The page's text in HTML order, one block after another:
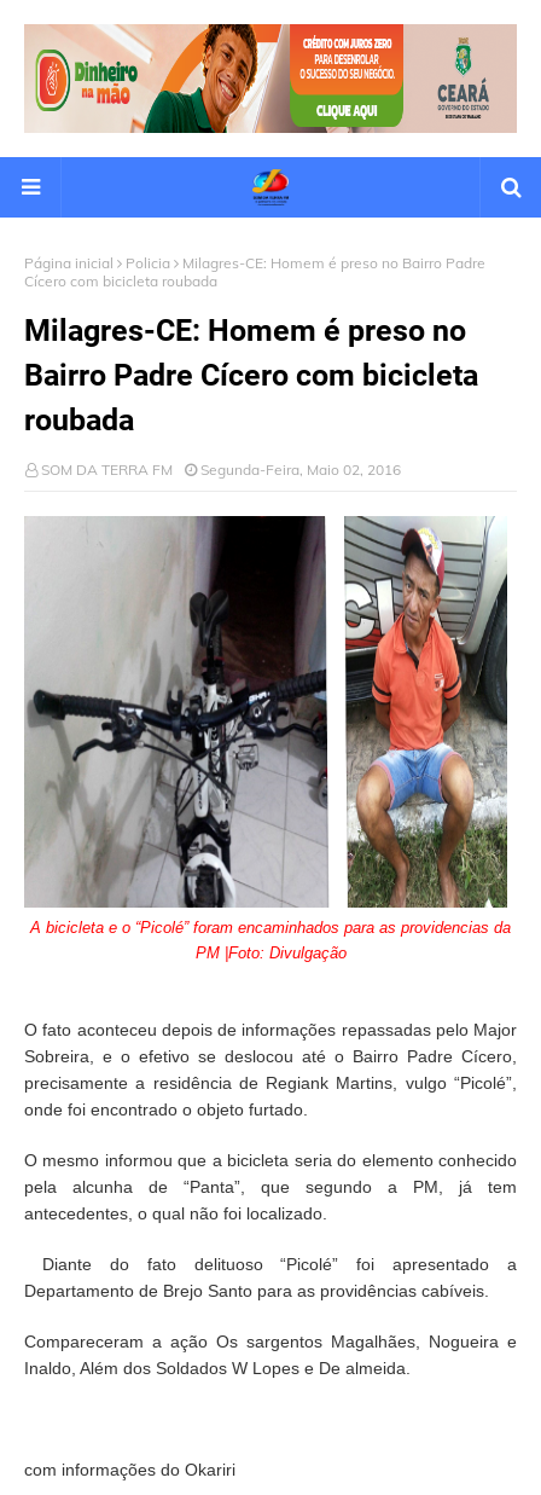
Página inicial Policia
Milagres-CE: Homem é preso no Bairro Padre
Cícero com bicicleta roubada
Milagres-CE: Homem é preso no
Bairro Padre Cícero com bicicleta
roubada
SOM DA TERRA FM Segunda-Feira, Maio 02, 2016
A bicicleta e o “Picolé” foram encaminhados para as providencias da
PM |Foto: Divulgação
O fato aconteceu depois de informações repassadas pelo Major
Sobreira, e o efetivo se deslocou até o Bairro Padre Cícero,
precisamente a residência de Regiank Martins, vulgo “Picolé”,
onde foi encontrado o objeto furtado.
O mesmo informou que a bicicleta seria do elemento conhecido
pela alcunha de “Panta”, que segundo a PM, já tem
antecedentes, o qual não foi localizado.
Diante do fato delituoso “Picolé” foi apresentado a
Departamento de Brejo Santo para as providências cabíveis.
Compareceram a ação Os sargentos Magalhães, Nogueira e
Inaldo, Além dos Soldados W Lopes e De almeida.
com informações do Okariri